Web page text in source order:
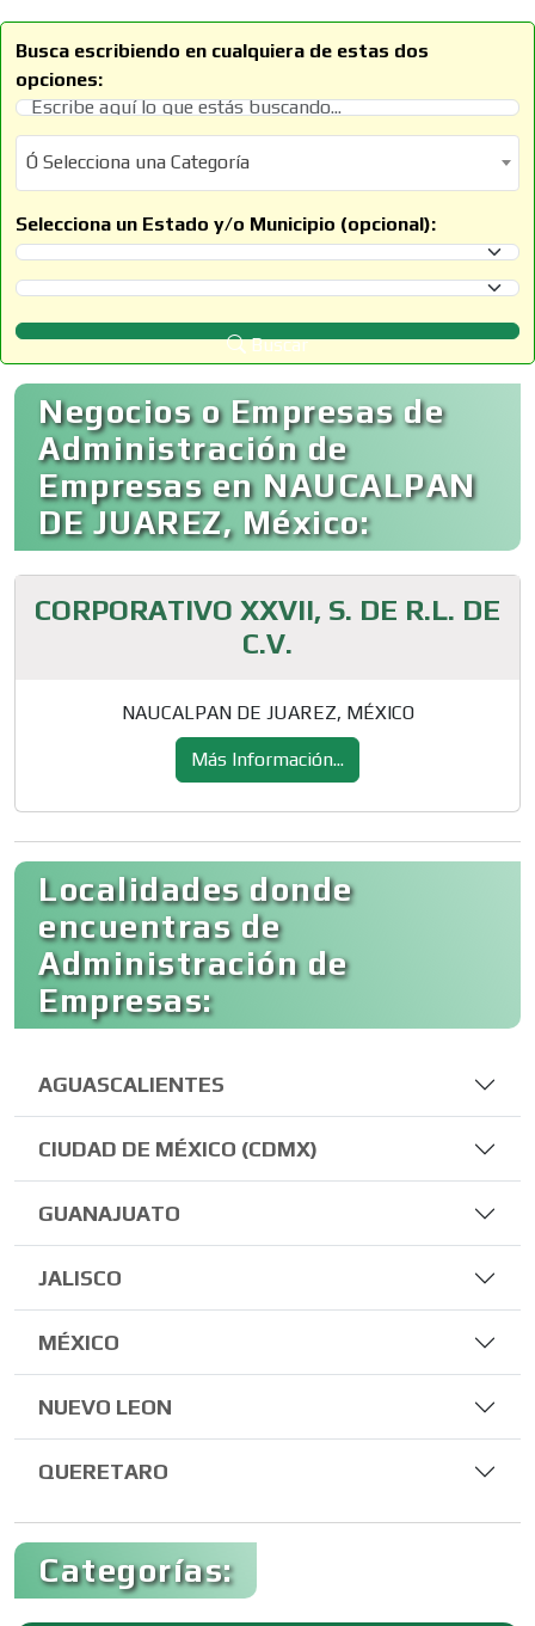
Busca escribiendo en cualquiera de estas dos
opciones:
Ó Selecciona una Categoría
Ó Selecciona una Categoría
Selecciona un Estado y/o Municipio (opcional):
Selecciona un Estado
Selecciona un Municipio
Buscar
Negocios o Empresas de
Administración de
Empresas en NAUCALPAN
DE JUAREZ, México:
CORPORATIVO XXVII, S. DE R.L. DE
C.V.
NAUCALPAN DE JUAREZ, MÉXICO
Más Información...
Localidades donde
encuentras de
Administración de
Empresas:
AGUASCALIENTES
CIUDAD DE MÉXICO (CDMX)
GUANAJUATO
JALISCO
MÉXICO
NUEVO LEON
QUERETARO
Categorías: